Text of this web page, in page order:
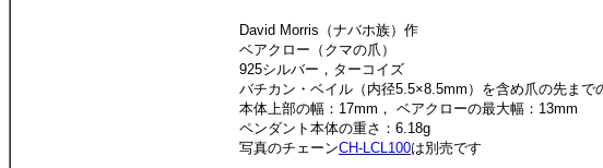
David Morris（ナバホ族）作
ベアクロー（クマの爪）
925シルバー，ターコイズ
バチカン・ベイル（内径5.5×8.5mm）を含め爪の先まで
本体上部の幅：17mm， ベアクローの最大幅：13mm
ペンダント本体の重さ：6.18g
写真のチェーンCH-LCL100は別売です